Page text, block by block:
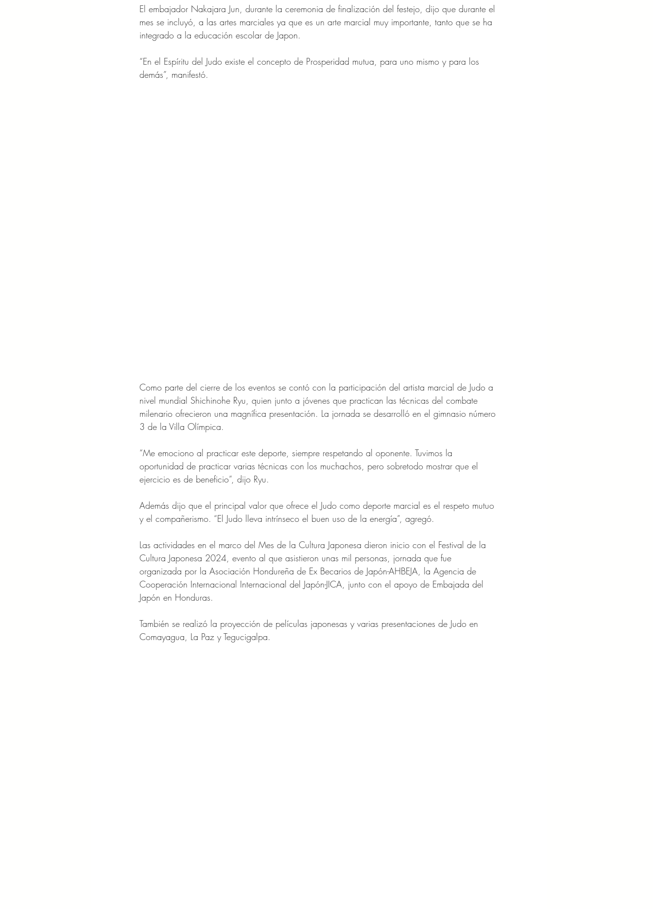
El embajador Nakajara Jun, durante la ceremonia de finalización del festejo, dijo que durante el
mes se incluyó, a las artes marciales ya que es un arte marcial muy importante, tanto que se ha
integrado a la educación escolar de Japon.
“En el Espíritu del Judo existe el concepto de Prosperidad mutua, para uno mismo y para los
demás”, manifestó.
Como parte del cierre de los eventos se contó con la participación del artista marcial de Judo a
nivel mundial Shichinohe Ryu, quien junto a jóvenes que practican las técnicas del combate
milenario ofrecieron una magnífica presentación. La jornada se desarrolló en el gimnasio número
3 de la Villa Olímpica.
“Me emociono al practicar este deporte, siempre respetando al oponente. Tuvimos la
oportunidad de practicar varias técnicas con los muchachos, pero sobretodo mostrar que el
ejercicio es de beneficio”, dijo Ryu.
Además dijo que el principal valor que ofrece el Judo como deporte marcial es el respeto mutuo
y el compañerismo. “El Judo lleva intrínseco el buen uso de la energía”, agregó.
Las actividades en el marco del Mes de la Cultura Japonesa dieron inicio con el Festival de la
Cultura Japonesa 2024, evento al que asistieron unas mil personas, jornada que fue
organizada por la Asociación Hondureña de Ex Becarios de Japón-AHBEJA, la Agencia de
Cooperación Internacional Internacional del Japón-JICA, junto con el apoyo de Embajada del
Japón en Honduras.
También se realizó la proyección de películas japonesas y varias presentaciones de Judo en
Comayagua, La Paz y Tegucigalpa.